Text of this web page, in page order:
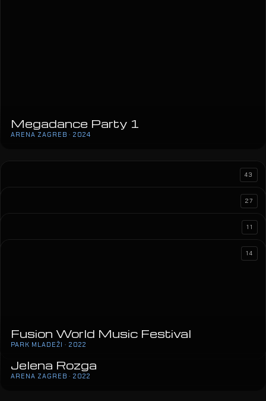
Megadance Party 1
ARENA ZAGREB · 2024
43
Gibonni
27
Jelena Rozga
ARENA ZAGREB · 2022
11
Fusion World Music Festival
PARK MLADEŽI · 2022
14